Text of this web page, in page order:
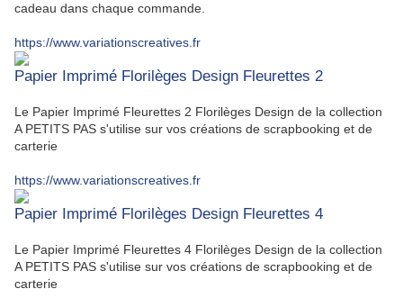
cadeau dans chaque commande.
https://www.variationscreatives.fr
Papier Imprimé Florilèges Design Fleurettes 2
Le Papier Imprimé Fleurettes 2 Florilèges Design de la collection
A PETITS PAS s'utilise sur vos créations de scrapbooking et de
carterie
https://www.variationscreatives.fr
Papier Imprimé Florilèges Design Fleurettes 4
Le Papier Imprimé Fleurettes 4 Florilèges Design de la collection
A PETITS PAS s'utilise sur vos créations de scrapbooking et de
carterie